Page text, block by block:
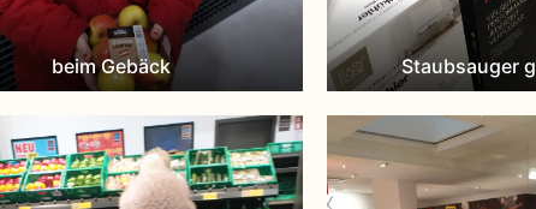
beim Gebäck Staubsauger